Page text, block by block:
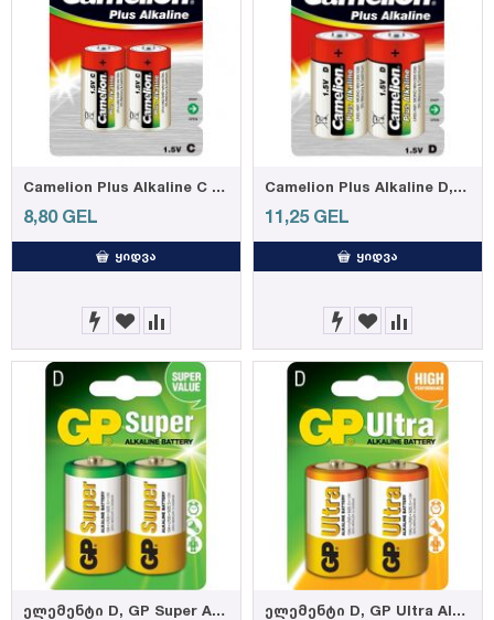
Camelion Plus Alkaline C ელემენტი, 2ც შეკვრა, LR14-BP2
8,80 GEL
ᲧᲘᲓᲕᲐ
Camelion Plus Alkaline D, 2-pc blister
11,25 GEL
ᲧᲘᲓᲕᲐ
ელემენტი D, GP Super Alkaline, blister, 2 ცალი ელემენტი D, GP Ultra Alkaline, blister, 2 ცალი